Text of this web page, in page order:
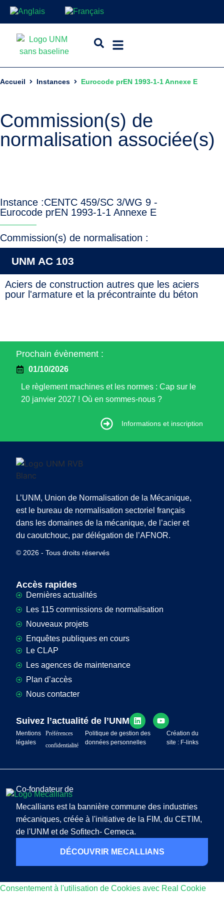
Accueil Instances Eurocode prEN 1993-1-1 Annexe E
Commission(s) de
normalisation associée(s)
Instance :CENTC 459/SC 3/WG 9 -
Eurocode prEN 1993-1-1 Annexe E
Commission(s) de normalisation :
UNM AC 103
Aciers de construction autres que les aciers
pour l'armature et la précontrainte du béton
Prochain évènement :
01/10/2026
Le règlement machines et les normes : Cap sur le
20 janvier 2027 ! Où en sommes-nous ?
Informations et inscription
L’UNM, Union de Normalisation de la Mécanique,
est le bureau de normalisation sectoriel français
dans les domaines de la mécanique, de l’acier et
du caoutchouc, par délégation de l’AFNOR.
© 2026 - Tous droits réservés
Accès rapides
Dernières actualités
Les 115 commissions de normalisation
Nouveaux projets
Enquêtes publiques en cours
Le CLAP
Les agences de maintenance
Plan d’accès
Nous contacter
Suivez l’actualité de l’UNM
Mentions
légales
Préférences
confidentialité
Politique de gestion des
données personnelles
Création du
site : F-links
Co-fondateur de
Mecallians est la bannière commune des industries
mécaniques, créée à l'initiative de la FIM, du CETIM,
de l'UNM et de Sofitech- Cemeca.
DÉCOUVRIR MECALLIANS
Consentement à l'utilisation de Cookies avec Real Cookie